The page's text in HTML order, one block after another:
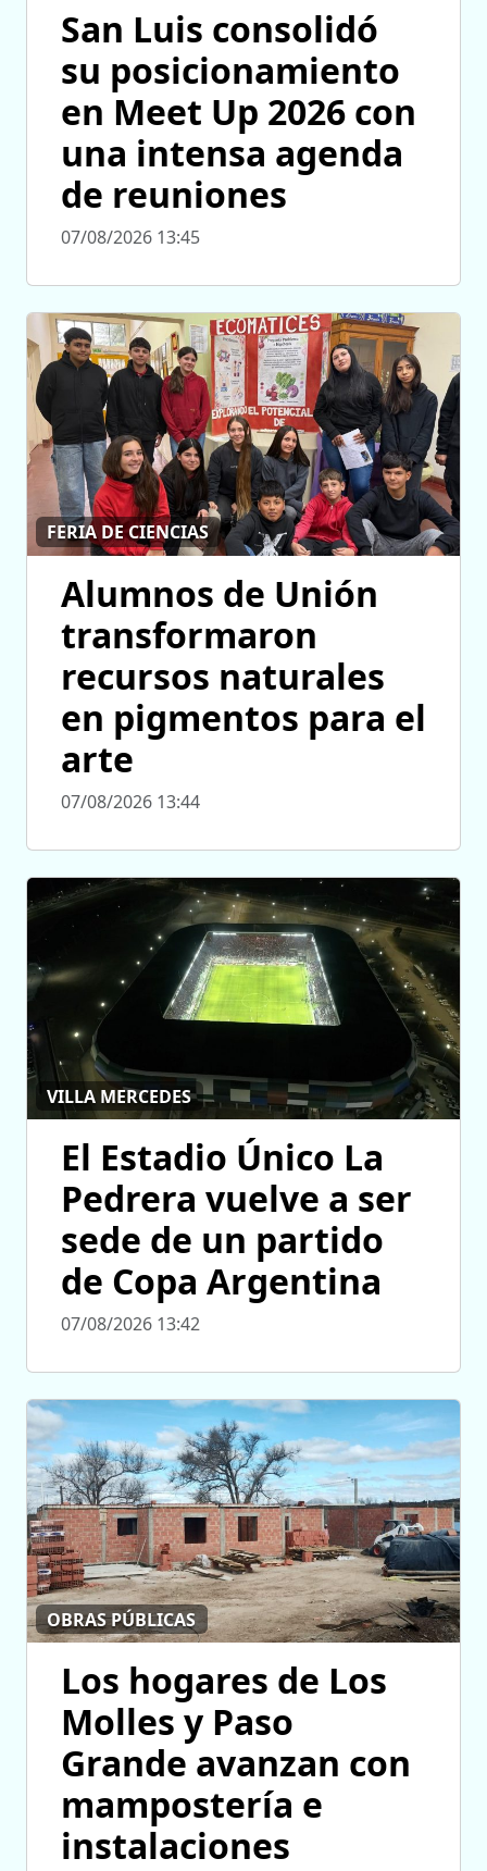
San Luis consolidó
su posicionamiento
en Meet Up 2026 con
una intensa agenda
de reuniones
07/08/2026 13:45
FERIA DE CIENCIAS
Alumnos de Unión
transformaron
recursos naturales
en pigmentos para el
arte
07/08/2026 13:44
VILLA MERCEDES
El Estadio Único La
Pedrera vuelve a ser
sede de un partido
de Copa Argentina
07/08/2026 13:42
OBRAS PÚBLICAS
Los hogares de Los
Molles y Paso
Grande avanzan con
mampostería e
instalaciones